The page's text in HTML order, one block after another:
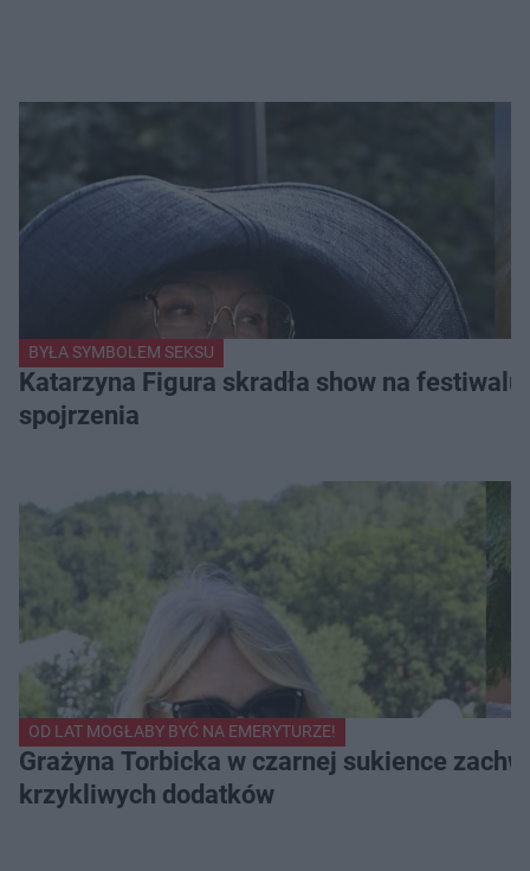
BYŁA SYMBOLEM SEKSU
Katarzyna Figura skradła show na
spojrzenia
OD LAT MOGŁABY BYĆ NA EMERYTURZE!
Grażyna Torbicka w czarnej sukience
krzykliwych dodatków